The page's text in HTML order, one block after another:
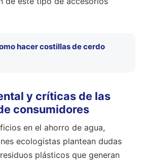
hacer costillas de cerdo
y críticas de las
consumidores
en el ahorro de agua,
ecologistas plantean dudas
plásticos que generan